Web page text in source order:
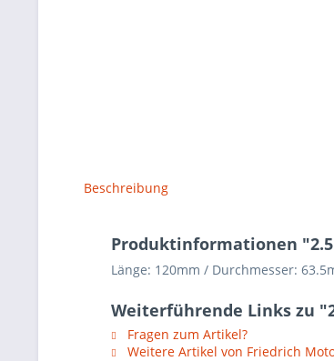
Beschreibung
Produktinformationen
Länge: 120mm / Durchmesser:
Weiterführende Links zu
Fragen zum Artikel?
Weitere Artikel von Friedrich